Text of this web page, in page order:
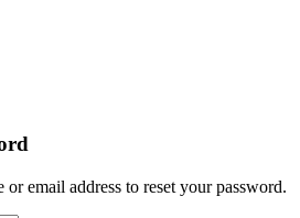
or email address to reset your password.